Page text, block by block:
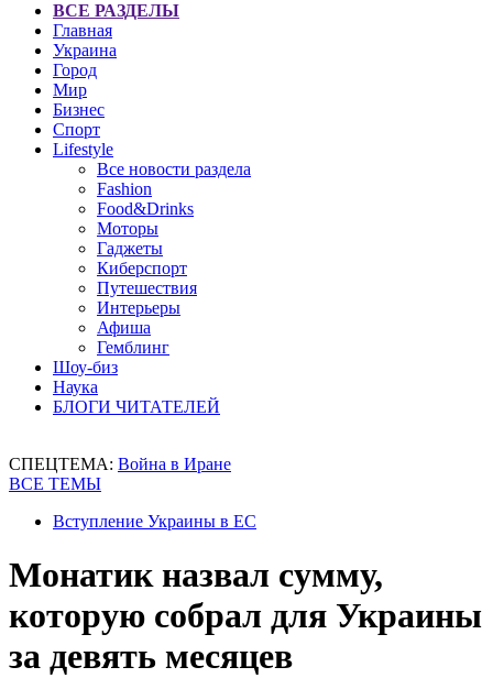
ВСЕ РАЗДЕЛЫ
Главная
Украина
Город
Мир
Бизнес
Спорт
Lifestyle
Все новости раздела
Fashion
Food&Drinks
Моторы
Гаджеты
Киберспорт
Путешествия
Интерьеры
Афиша
Гемблинг
Шоу-биз
Наука
БЛОГИ ЧИТАТЕЛЕЙ
СПЕЦТЕМА: Война в Иране
ВСЕ ТЕМЫ
Вступление Украины в ЕС
Монатик назвал сумму,
которую собрал для Украины
за девять месяцев